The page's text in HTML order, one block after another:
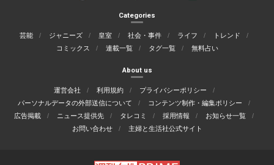
Categories
芸能 ジャニーズ 皇室 社会・事件 ライフ
トレンド
コミックス
連載一覧 タグ一覧 無料占い
About us
運営会社 利用規約
プライバシーポリシー
パーソナルデータの外部送信について
コンテンツ制作・編集ポリシー
広告掲載
ニュース提供先 タレコミ 採用情報
お知らせ一覧
お問い合わせ
主婦と生活社公式サイト